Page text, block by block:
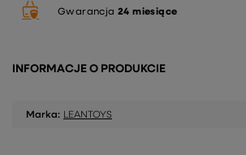
Gwarancja 24 miesiące
INFORMACJE O PRODUKCIE
Marka: LEANTOYS